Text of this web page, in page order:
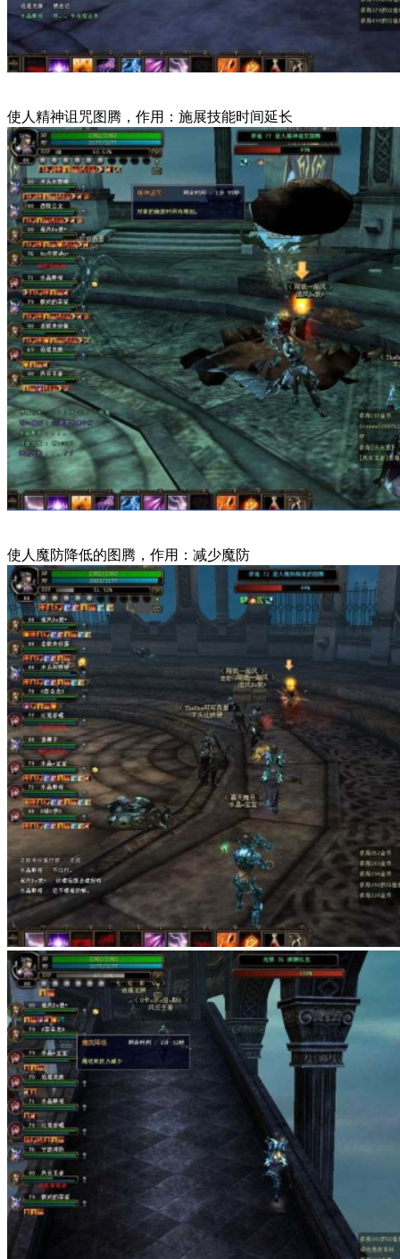
使人精神诅咒图腾，作用：施展技能时间延长
使人魔防降低的图腾，作用：减少魔防